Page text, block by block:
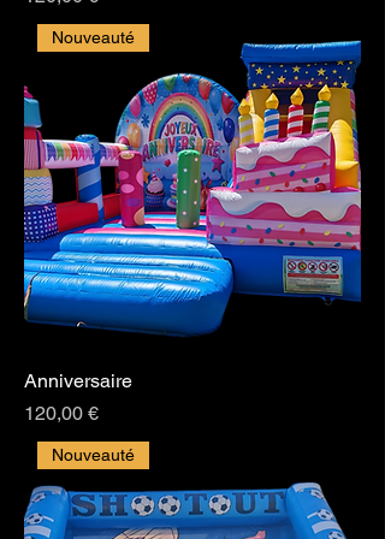
Nouveauté
Anniversaire
Prix
120,00 €
Nouveauté